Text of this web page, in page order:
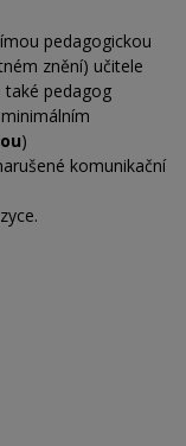
pedagogickou
znění) učitele
také pedagog
minimálním
)
komunikační